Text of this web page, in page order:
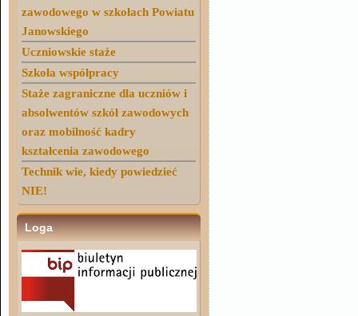
zawodowego w szkołach Powiatu
Janowskiego
Uczniowskie staże
Szkoła współpracy
Staże zagraniczne dla uczniów i
absolwentów szkół zawodowych
oraz mobilność kadry
kształcenia zawodowego
Technik wie, kiedy powiedzieć
NIE!
Loga